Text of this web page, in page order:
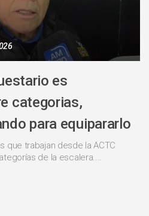
es
categorias,
para equipararlo
que trabajan desde la ACTC
de la escalera....